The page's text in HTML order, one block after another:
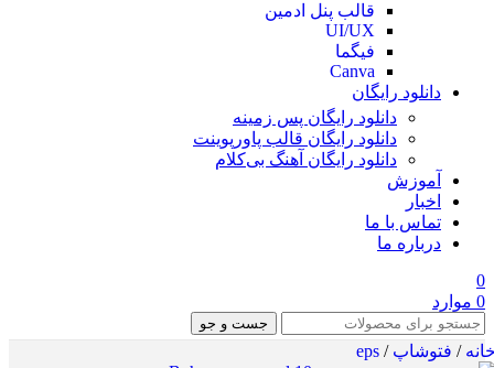
قالب پنل ادمین
UI/UX
فیگما
Canva
دانلود رایگان
دانلود رایگان پس زمینه
دانلود رایگان قالب‌ پاورپوینت
دانلود رایگان آهنگ بی‌کلام
آموزش
اخبار
تماس با ما
درباره ما
0
0 موارد
جست و جو
/ فتوشاپ/
eps